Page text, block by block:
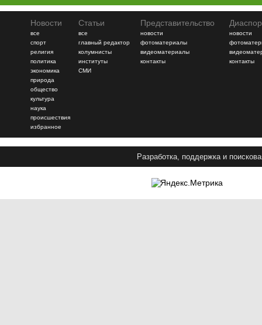
Новости
все
спорт
религия
политика
экономика
природа
общество
культура
наука
происшествия
избранное
Статьи
все
главный редактор
колумнисты
институты
СМИ
Представительство
новости
фотоматериалы
видеоматериалы
контакты
новости
контакты
Разработка, поддержка и